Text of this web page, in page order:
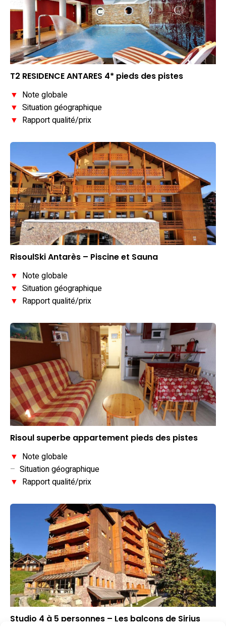
T2 RESIDENCE ANTARES 4* pieds des pistes
▼ Note globale
▼ Situation géographique
▼ Rapport qualité/prix
RisoulSki Antarès – Piscine et Sauna
▼ Note globale
▼ Situation géographique
▼ Rapport qualité/prix
Risoul superbe appartement pieds des pistes
▼ Note globale
– Situation géographique
▼ Rapport qualité/prix
Studio 4 à 5 personnes – Les balcons de Sirius